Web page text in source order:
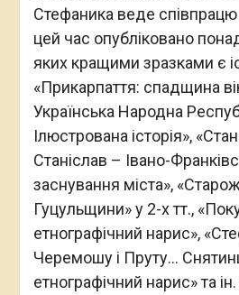
Стефаника веде
цей час опубліковано
яких кращими зразками є
«Прикарпаття: спадщина
Українська Народна
Ілюстрована історія»,
Станіслав – Івано-
заснування міста»,
Гуцульщини» у 2-х тт.,
етнографічний нарис»,
Черемошу і Пруту…
етнографічний нарис» та